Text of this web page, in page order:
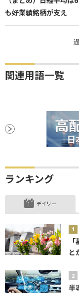
も好業績銘柄が支え
関連用語一覧
ランキング
デイリー
と
半